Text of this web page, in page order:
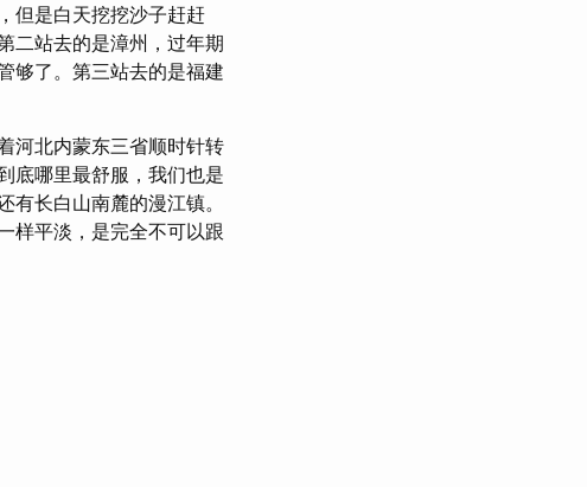
但是白天挖挖沙子赶赶
二站去的是漳州，过年期
够了。第三站去的是福建
河北内蒙东三省顺时针转
底哪里最舒服，我们也是
长白山南麓的漫江镇。
样平淡，是完全不可以跟